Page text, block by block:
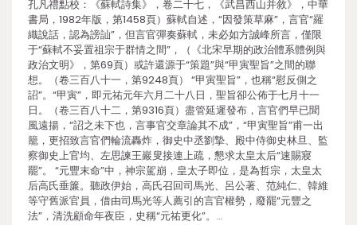
孔凡禮點校：《蘇軾詩集》，卷二十七，《武昌西山并敘》，中華
書局，1982年版，第1458頁）蘇軾自述，“因發策草麻”，言官“羅
織說話，認為謗訕”，但言官彈奏蘇軾，未必如方誠峰所言，僅限
于“蘇軾不妥置祖宗于群情之間”，（《北宋早期的政治體系體例與
政治文明》，第69頁）或許還源于“策題”與“甲寅聖旨”之間的聯
想。（卷三百八十一，第9248頁） “甲寅聖旨”，也稱“慰反側之
詔”。“甲寅”，即元祐元年六月二十八日，聖旨卻公佈于七月十一
日。（卷三百八十二，第9316頁）盡管延遲發布，言官們早已聞
風遠揚，“詔之未下也，言事官交章論其不成”，“甲寅聖旨”甫一出
籠，更招致言官們輪流轟炸，御史中丞劉摯、殿中侍御史林旦、監
察御史上官均、左思諫王巖叟接連上疏，懇求太皇太后“速賜寢
罷”。 “元豐末命”中，神宗駕崩，皇太子即位，是為哲宗，太皇太
后高氏垂簾。聽政伊始，高氏召回司馬光、呂公著、范純仁、韓維
等守舊派官員，借由司馬光等人薦引的言官權勢，廢罷“元豐之
法”，清洗顧命年夜臣，史稱“元祐更化”。…